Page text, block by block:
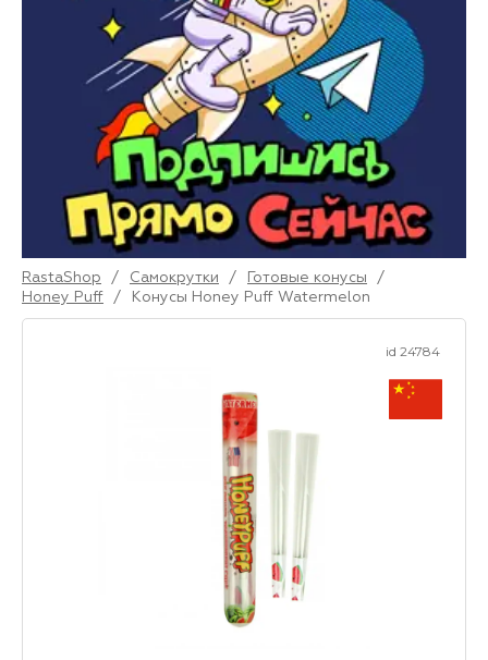
RastaShop / Самокрутки / Готовые конусы
/
Honey Puff
/ Конусы Honey Puff Watermelon
id 24784